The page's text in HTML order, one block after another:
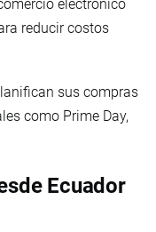
electrónico
reducir costos
sus compras
como Prime Day,
Ecuador